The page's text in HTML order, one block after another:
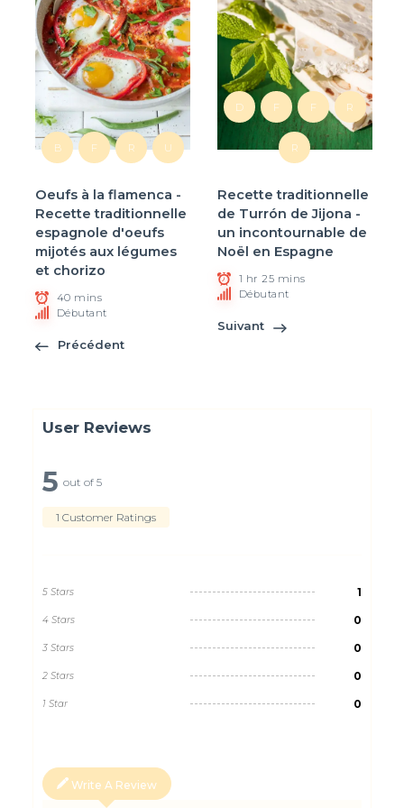
B F R U
Oeufs à la flamenca -
Recette traditionnelle
espagnole d'oeufs
mijotés aux légumes
et chorizo
40 mins
Débutant
Précédent
D F F R
R
Recette traditionnelle
de Turrón de Jijona -
un incontournable de
Noël en Espagne
1 hr 25 mins
Débutant
Suivant
User Reviews
5 out of 5
1 Customer Ratings
5 Stars 1
4 Stars 0
3 Stars 0
2 Stars 0
1 Star 0
Write A Review